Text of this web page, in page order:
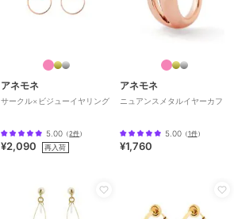
アネモネ
サークル×ビジューイヤリング
5.00 （2件）
¥2,090 再入荷
アネモネ
ニュアンスメタルイヤーカフ
5.00（1件）
¥1,760